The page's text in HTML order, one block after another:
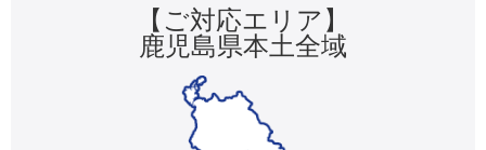
【ご対応エリア】
鹿児島県本土全域